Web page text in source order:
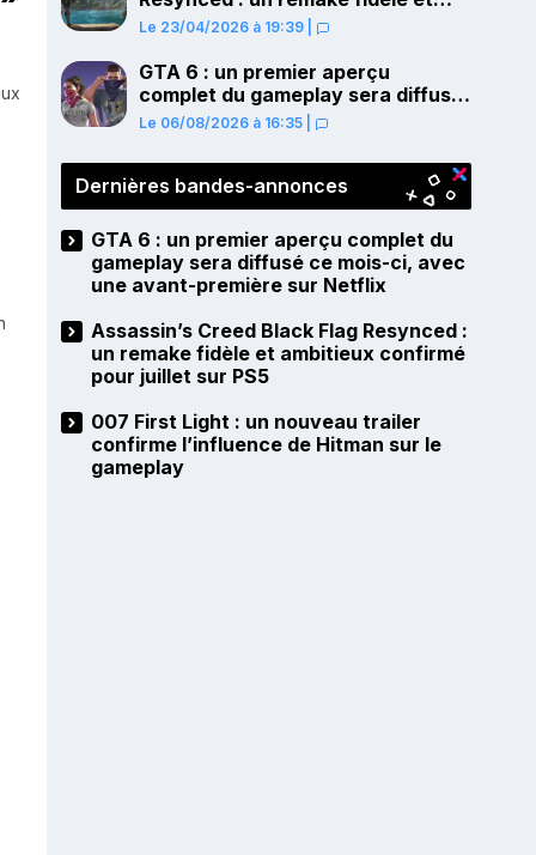
ambitieux confirmé pour juillet sur
Le 23/04/2026 à 19:39
GTA 6 : un premier aperçu
complet du gameplay sera diffusé
ce mois-ci, avec une avant-
Le 06/08/2026 à 16:35
Dernières bandes-annonces
GTA 6 : un premier aperçu complet du
gameplay sera diffusé ce mois-ci, avec
une avant-première sur Netflix
Assassin’s Creed Black Flag Resynced :
un remake fidèle et ambitieux confirmé
pour juillet sur PS5
007 First Light : un nouveau trailer
confirme l’influence de Hitman sur le
gameplay